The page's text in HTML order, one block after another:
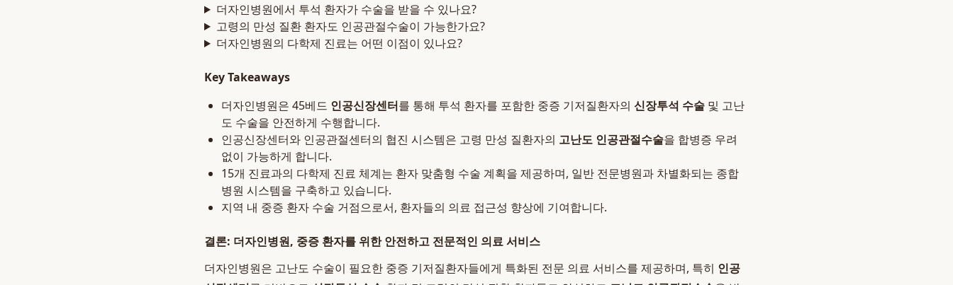
더자인병원에서 투석 환자가 수술을 받을 수 있나요?
고령의 만성 질환 환자도 인공관절수술이 가능한가요?
더자인병원의 다학제 진료는 어떤 이점이 있나요?
Key Takeaways
더자인병원은 45베드 인공신장센터를 통해 투석 환자를 포함한 중증 기저질환자의 신장투석 수술 및 고난
도 수술을 안전하게 수행합니다.
인공신장센터와 인공관절센터의 협진 시스템은 고령 만성 질환자의 고난도 인공관절수술을 합병증 우려
없이 가능하게 합니다.
15개 진료과의 다학제 진료 체계는 환자 맞춤형 수술 계획을 제공하며, 일반 전문병원과 차별화되는 종합
병원 시스템을 구축하고 있습니다.
지역 내 중증 환자 수술 거점으로서, 환자들의 의료 접근성 향상에 기여합니다.
결론: 더자인병원, 중증 환자를 위한 안전하고 전문적인 의료 서비스
더자인병원은 고난도 수술이 필요한 중증 기저질환자들에게 특화된 전문 의료 서비스를 제공하며, 특히 인공